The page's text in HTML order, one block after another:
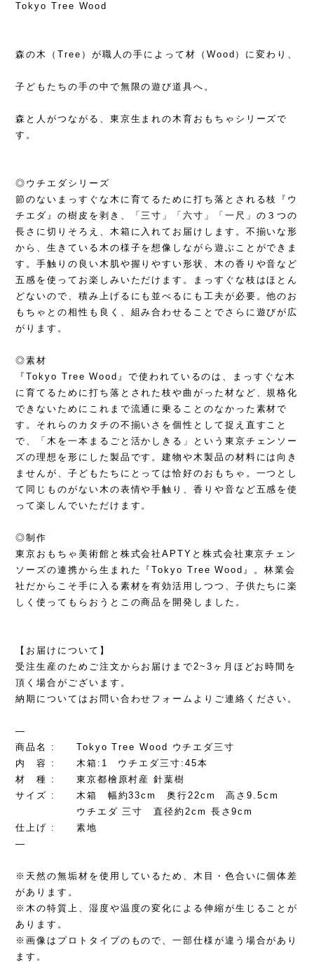
Tokyo Tree Wood
森の木（Tree）が職人の手によって材（Wood）に変わり、
子どもたちの手の中で無限の遊び道具へ。
森と人がつながる、東京生まれの木育おもちゃシリーズで
す。
◎ウチエダシリーズ
節のないまっすぐな木に育てるために打ち落とされる枝『ウ
チエダ』の樹皮を剥き、「三寸」「六寸」「一尺」の３つの
長さに切りそろえ、木箱に入れてお届けします。不揃いな形
から、生きている木の様子を想像しながら遊ぶことができま
す。手触りの良い木肌や握りやすい形状、木の香りや音など
五感を使ってお楽しみいただけます。まっすぐな枝はほとん
どないので、積み上げるにも並べるにも工夫が必要。他のお
もちゃとの相性も良く、組み合わせることでさらに遊びが広
がります。
◎素材
『Tokyo Tree Wood』で使われているのは、まっすぐな木
に育てるために打ち落とされた枝や曲がった材など、規格化
できないためにこれまで流通に乗ることのなかった素材で
す。それらのカタチの不揃いさを個性として捉え直すこと
で、「木を一本まるごと活かしきる」という東京チェンソー
ズの理想を形にした製品です。建物や木製品の材料には向き
ませんが、子どもたちにとっては恰好のおもちゃ。一つとし
て同じものがない木の表情や手触り、香りや音など五感を使
って楽しんでいただけます。
◎制作
東京おもちゃ美術館と株式会社APTYと株式会社東京チェン
ソーズの連携から生まれた『Tokyo Tree Wood』。林業会
社だからこそ手に入る素材を有効活用しつつ、子供たちに楽
しく使ってもらおうとこの商品を開発しました。
【お届けについて】
受注生産のためご注文からお届けまで2~3ヶ月ほどお時間を
頂く場合がございます。
納期についてはお問い合わせフォームよりご連絡ください。
—
商品名 : Tokyo Tree Wood ウチエダ三寸
内 容 : 木箱:1 ウチエダ三寸:45本
材 種 : 東京都檜原村産 針葉樹
サイズ : 木箱 幅約33cm 奥行22cm 高さ9.5cm
ウチエダ 三寸 直径約2cm 長さ9cm
仕上げ : 素地
—
※天然の無垢材を使用しているため、木目・色合いに個体差
があります。
※木の特質上、湿度や温度の変化による伸縮が生じることが
あります。
※画像はプロトタイプのもので、一部仕様が違う場合があり
ます。